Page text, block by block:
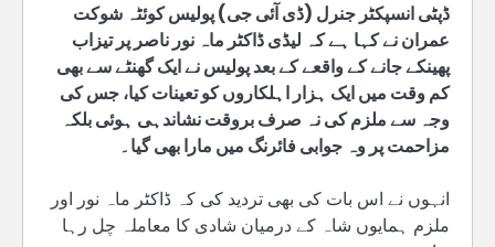
ڈپٹی انسپکٹر جنرل (ڈی آئی جی) پولیس کوئٹہ شوکت
عمران نے کہا ہے کہ لیڈی ڈاکٹر ماہ نور ناصر پر تیزاب
پھینکے جانے کے واقعے کے بعد پولیس نے ایک گھنٹے سے بھی
کم وقت میں ایک ہزار اہلکاروں کو تعینات کیا، جس کی
وجہ سے ملزم کی نہ صرف بروقت نشاندہی ہوئی بلکہ
مزاحمت پر وہ جوابی فائرنگ میں مارا بھی گیا۔
انہوں نے اس بات کی بھی تردید کی کہ ڈاکٹر ماہ نور اور
ملزم ہمایوں شاہ کے درمیان شادی کا معاملہ چل رہا